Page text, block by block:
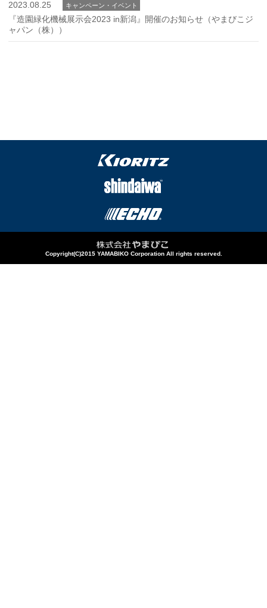
2023.08.25 キャンペーン・イベント
『造園緑化機械展示会2023 in新潟』開催のお知らせ（やまびこジ
ャパン（株））
Copyright(C)2015 YAMABIKO Corporation All rights reserved.